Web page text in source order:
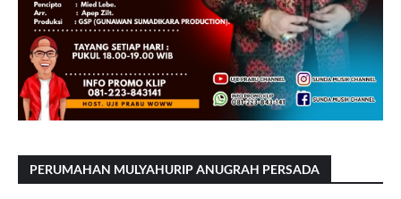
PERUMAHAN MULYAHURIP ANUGRAH PERSADA